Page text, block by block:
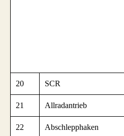
20 SCR
21 Allradantrieb
22 Abschlepphaken